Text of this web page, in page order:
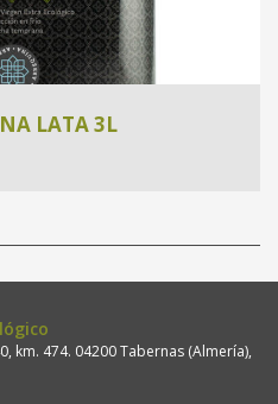
LATA 3L
km. 474. 04200 Tabernas (Almería),